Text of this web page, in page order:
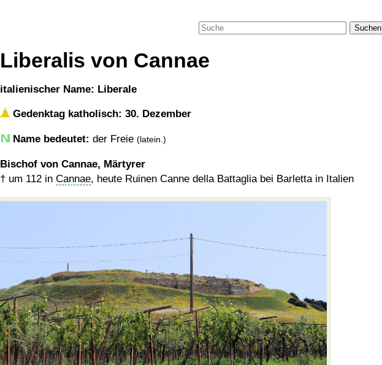
Suchen
Liberalis von Cannae
italienischer Name: Liberale
Gedenktag katholisch: 30. Dezember
Name bedeutet: der Freie (latein.)
Bischof von Cannae, Märtyrer
† um 112 in Cannae, heute Ruinen Canne della Battaglia bei Barletta in Italien